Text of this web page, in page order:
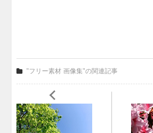
"フリー素材 画像集"の関連記事